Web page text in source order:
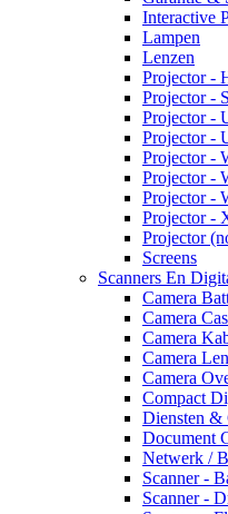
Interactive
Lampen
Lenzen
Projector -
Projector -
Projector -
Projector -
Projector -
Projector -
Projector -
Projector -
Projector
Screens
Scanners En
Camera
Camera
Camera
Camera
Camera
Compact
Diensten &
Document
Netwerk /
Scanner -
Scanner -